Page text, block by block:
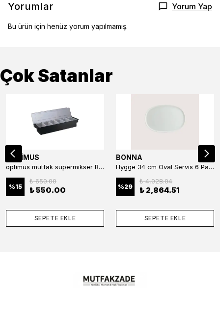
Yorumlar Yorum Yap
Bu ürün için henüz yorum yapılmamış.
Çok Satanlar
OPTİMUS
optimus mutfak supermıkser Bar Konteyner 6'lı 50×16×9 cm Kapaklı Polikarbon Organizer Bar & Kafe
%15
₺ 650.00
₺ 550.00
SEPETE EKLE
BONNA
Hygge 34 cm Oval Servis 6 Parça
%29
₺ 4,028.04
₺ 2,864.51
SEPETE EKLE